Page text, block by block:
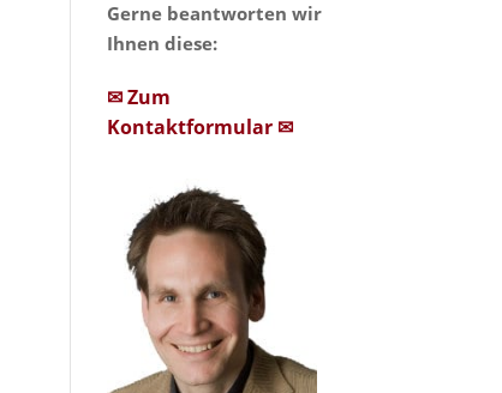
Gerne beantworten wir
Ihnen diese:
✉ Zum
Kontaktformular ✉